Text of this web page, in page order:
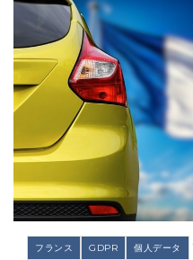
フランス GDPR 個人データ